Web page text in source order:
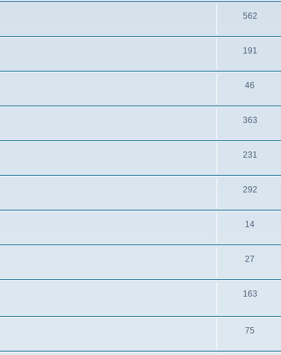
562
191
46
363
231
292
14
27
163
75